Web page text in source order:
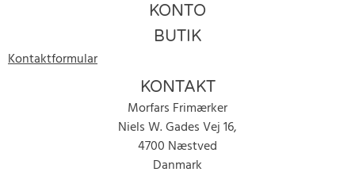
KONTO
BUTIK
Kontaktformular
KONTAKT
Morfars Frimærker
Niels W. Gades Vej 16,
4700 Næstved
Danmark